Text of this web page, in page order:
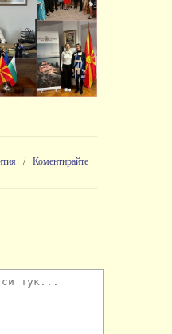
/ Коментирайте